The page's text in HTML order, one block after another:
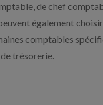
de chef
également
comptables
trésorerie.